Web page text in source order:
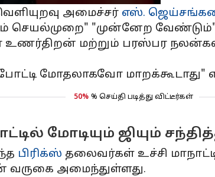
அமைச்சர் எஸ்.
செயல்முறை" "முன்னேற வேண்டும்"
உணர்திறன் மற்றும் பரஸ்பர
மோதலாகவோ மாறக்கூடாது"
50% % செய்தி படித்து விட்டீர்கள்
மோடியும் ஜியும்
பிரிக்ஸ் தலைவர்கள் உச்சி
வருகை அமைந்துள்ளது.